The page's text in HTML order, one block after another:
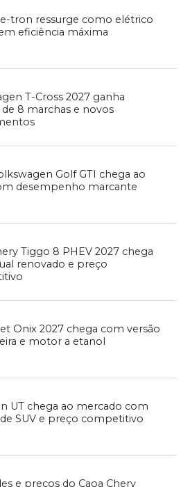
e-tron ressurge como elétrico
eficiência máxima
T-Cross 2027 ganha
8 marchas e novos
Golf GTI chega ao
desempenho marcante
Tiggo 8 PHEV 2027 chega
renovado e preço
Onix 2027 chega com versão
e motor a etanol
UT chega ao mercado com
SUV e preço competitivo
e preços do Caoa Chery